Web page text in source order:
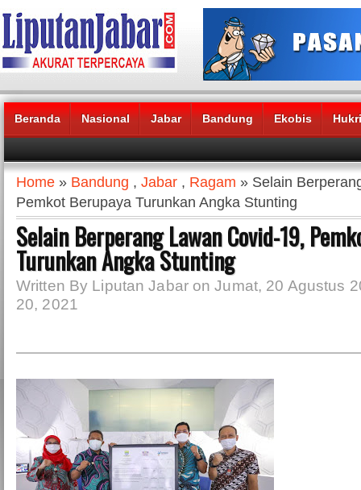
Beranda Nasional Jabar Bandung Ekobis
Headlines News :
Home » Bandung , Jabar , Ragam » Selain
Pemkot Berupaya Turunkan Angka Stunting
Selain Berperang Lawan Covid-19,
Turunkan Angka Stunting
Written By Liputan Jabar on Jumat, 20 Agustus
20, 2021